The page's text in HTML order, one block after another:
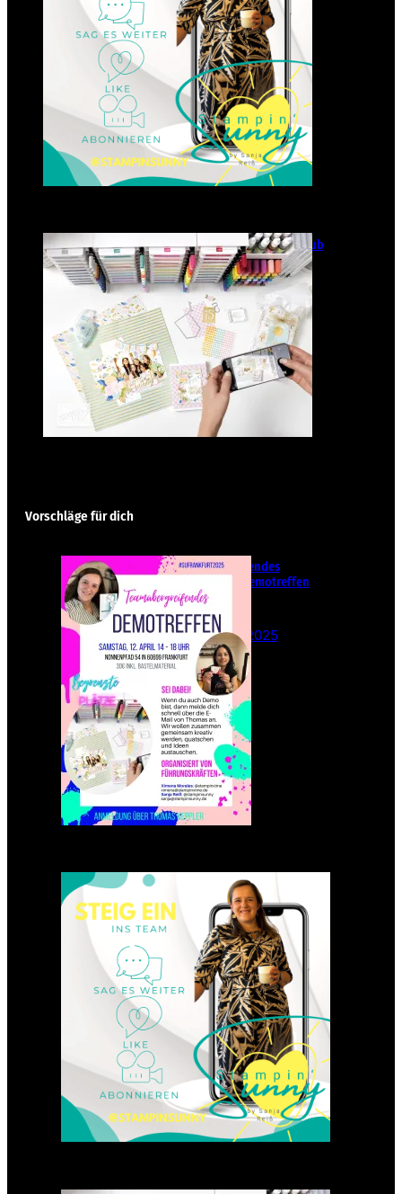
GANZ NEU: Scrapbooking Club
2025
21. Januar 2025
Vorschläge für dich
Teamübergreifendes
Stampin‘ Up! Demotreffen
– Sei dabei!
26. Februar 2025
Einsteigen 2025 im Team
Stampin‘ Sunny
23. Januar 2025